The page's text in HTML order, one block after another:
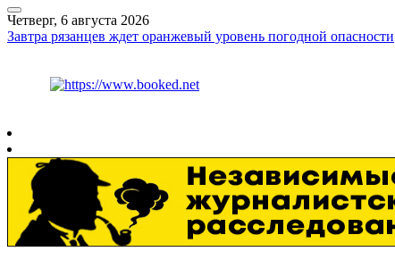
Четверг, 6 августа 2026
Завтра рязанцев ждет оранжевый уровень погодной опасности